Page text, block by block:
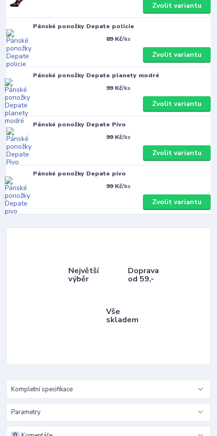
Zvolit variantu
Pánské ponožky Depate policie
89 Kč/ks
Zvolit variantu
Pánské ponožky Depate planety modré
99 Kč/ks
Zvolit variantu
Pánské ponožky Depate Pivo
99 Kč/ks
Zvolit variantu
Pánské ponožky Depate pivo
99 Kč/ks
Zvolit variantu
Největší
výběr
Doprava
od 59,-
Vše
skladem
Kompletní specifikace
Parametry